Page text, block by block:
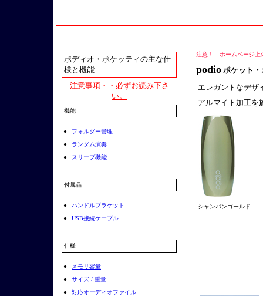
ポディオ・ポケッティの主な仕
様と機能
注意事項・・必ずお読み下さ
い。
機能
●
フォルダー管理
●
ランダム演奏
●
スリープ機能
付属品
●
ハンドルブラケット
●
USB接続ケーブル
仕様
●
メモリ容量
●
サイズ / 重量
●
対応オーディオファイル
注意！ ホームページ上
podio ポケット
エレガントなデザ
アルマイト加工を
シャンパンゴールド